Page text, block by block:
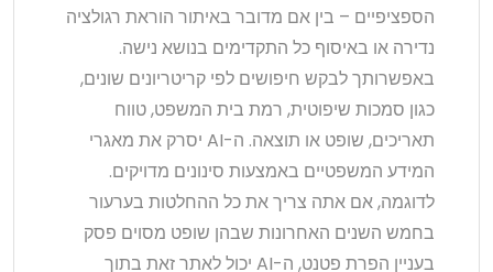
הספציפיים – בין אם מדובר באיתור הוראת רגולציה
נדירה או באיסוף כל התקדימים בנושא נישה.
באפשרותך לבקש חיפושים לפי קריטריונים שונים,
כגון סמכות שיפוטית, רמת בית המשפט, טווח
תאריכים, שופט או תוצאה. ה-AI יסרק את מאגרי
המידע המשפטיים באמצעות סינונים מדויקים.
לדוגמה, אם אתה צריך את כל ההחלטות בערעור
בחמש השנים האחרונות שבהן שופט מסוים פסק
בעניין הפרת פטנט, ה-AI יכול לאתר זאת בתוך